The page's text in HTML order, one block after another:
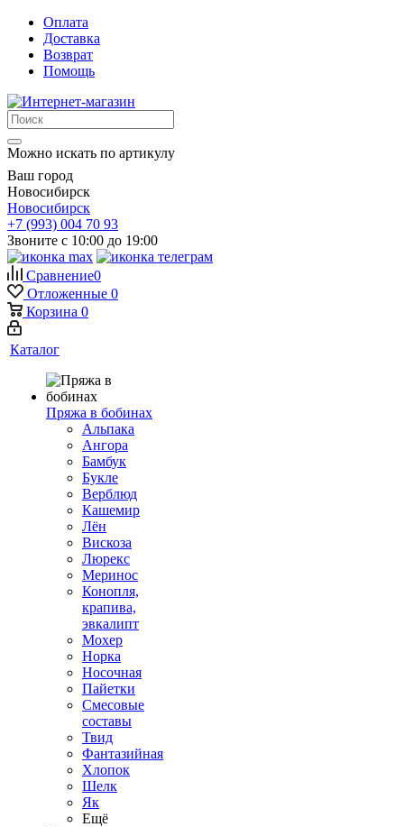
Оплата
Доставка
Возврат
Помощь
Можно искать по артикулу
Ваш город
Новосибирск
Новосибирск
+7 (993) 004 70 93
Звоните с 10:00 до 19:00
Сравнение0
Отложенные 0
Корзина 0
Каталог
Пряжа в бобинах
Альпака
Ангора
Бамбук
Букле
Верблюд
Кашемир
Лён
Вискоза
Люрекс
Меринос
Конопля,
крапива,
эвкалипт
Мохер
Норка
Носочная
Пайетки
Смесовые
составы
Твид
Фантазийная
Хлопок
Шелк
Як
Ещё